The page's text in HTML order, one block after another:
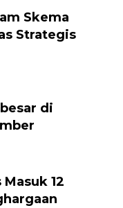
Skema
Strategis
di
12